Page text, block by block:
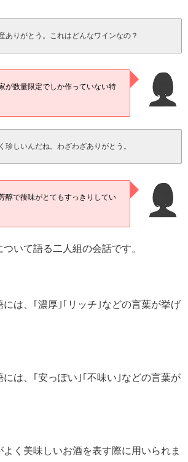
ありがとう。これはどんなワインなの？
が数量限定でしか作っていない特
珍しいんだね。わざわざありがとう。
醇で後味がとてもすっきりしてい
いて語る二人組の会話です。
には、｢濃厚｣｢リッチ｣などの言葉が挙げ
には、｢安っぽい｣｢不味い｣などの言葉が
よく美味しいお酒を表す際に用いられま